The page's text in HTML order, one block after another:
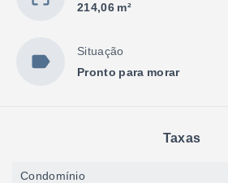
214,06 m²
Situação
Pronto para morar
Taxas
Condomínio